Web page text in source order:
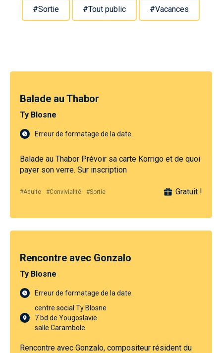
#Sortie #Tout public #Vacances
Balade au Thabor
Ty Blosne
Erreur de formatage de la date.
Balade au Thabor Prévoir sa carte Korrigo et de quoi
payer son verre. Sur inscription
#Adulte #Convivialité #Sortie Gratuit !
Rencontre avec Gonzalo
Ty Blosne
Erreur de formatage de la date.
centre social Ty Blosne
7 bd de Yougoslavie
salle Carambole
Rencontre avec Gonzalo, compositeur résident du